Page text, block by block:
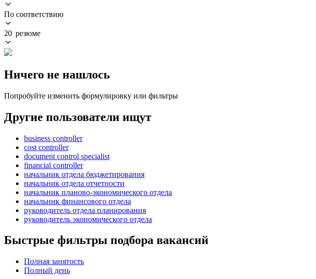
По соответствию
20 резюме
Ничего не нашлось
Попробуйте изменить формулировку или фильтры
Другие пользователи ищут
business controller
cost controller
document control specialist
financial controller
начальник отдела бюджетирования
начальник отдела отчетности
начальник планово-экономического отдела
начальник финансового отдела
руководитель отдела планирования
руководитель экономического отдела
Быстрые фильтры подбора вакансий
Полная занятость
Полный день